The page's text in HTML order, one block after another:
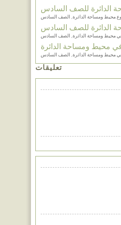
الدائرة للصف السادس
محيط ومساحة الدائرة, الصف السادس
الدائرة للصف السادس
في محيط ومساحة الدائرة, الصف السادس
في محيط ومساحة الدائرة
في محيط ومساحة الدائرة, الصف السادس
تعليقات